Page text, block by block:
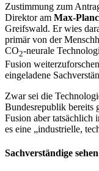
Zustimmung zum
Direktor am Max-
Greifswald. Er wies
primär von der
CO2-neurale
Fusion
eingeladene
Zwar sei die
Bundesrepublik bereits
Fusion aber tatsächlich
es eine „industrielle,
Sachverständige